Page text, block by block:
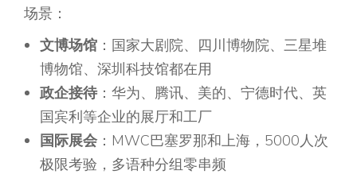
场景：
文博场馆 ：国家大剧院、四川博物院、三星堆
博物馆、深圳科技馆都在用
政企接待：华为、腾讯、美的、宁德时代、英
国宾利等企业的展厅和工厂
国际展会 ：MWC巴塞罗那和上海，5000人次
极限考验，多语种分组零串频